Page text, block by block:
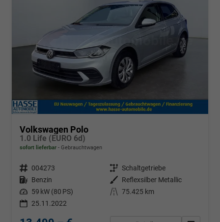
Volkswagen Polo
1.0 Life (EURO 6d)
sofort lieferbar Gebrauchtwagen
Fahrzeugnr. 004273 Getriebe Schaltgetriebe
Kraftstoff Benzin Außenfarbe
Reflexsilber Metallic
Leistung 59 kW (80 PS) Kilometerstand 75.425 km
25.11.2022